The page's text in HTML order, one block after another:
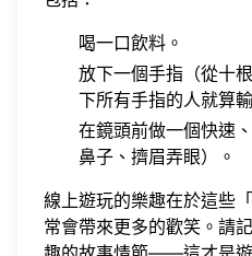
喝一口飲料。
放下一個手指（從十
下所有手指的人就算
在鏡頭前做一個快速
鼻子、擠眉弄眼）。
線上遊玩的樂趣在於這些
常會帶來更多的歡笑。請